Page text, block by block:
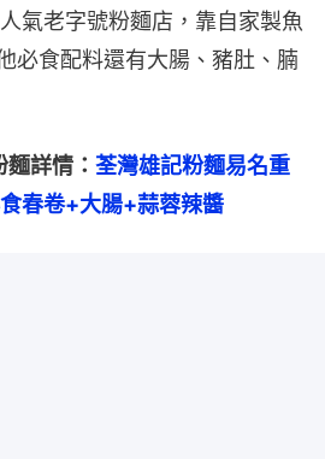
氣老字號粉麵店，靠自家製魚
必食配料還有大腸、豬肚、腩
詳情： 荃灣雄記粉麵易名重
春卷+大腸+蒜蓉辣醬